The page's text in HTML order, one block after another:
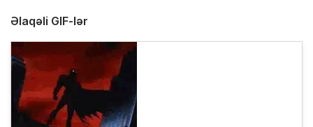
Əlaqəli GIF-lər